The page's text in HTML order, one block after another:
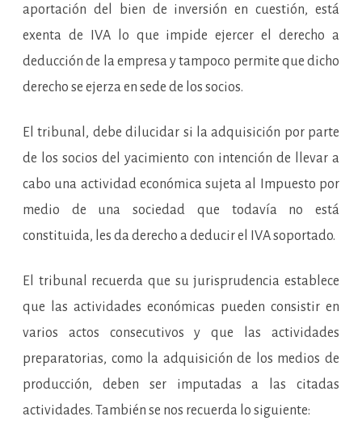
aportación del bien de inversión en cuestión, está
exenta de IVA lo que impide ejercer el derecho a
deducción de la empresa y tampoco permite que dicho
derecho se ejerza en sede de los socios.
El tribunal, debe dilucidar si la adquisición por parte
de los socios del yacimiento con intención de llevar a
cabo una actividad económica sujeta al Impuesto por
medio de una sociedad que todavía no está
constituida, les da derecho a deducir el IVA soportado.
El tribunal recuerda que su jurisprudencia establece
que las actividades económicas pueden consistir en
varios actos consecutivos y que las actividades
preparatorias, como la adquisición de los medios de
producción, deben ser imputadas a las citadas
actividades. También se nos recuerda lo siguiente: